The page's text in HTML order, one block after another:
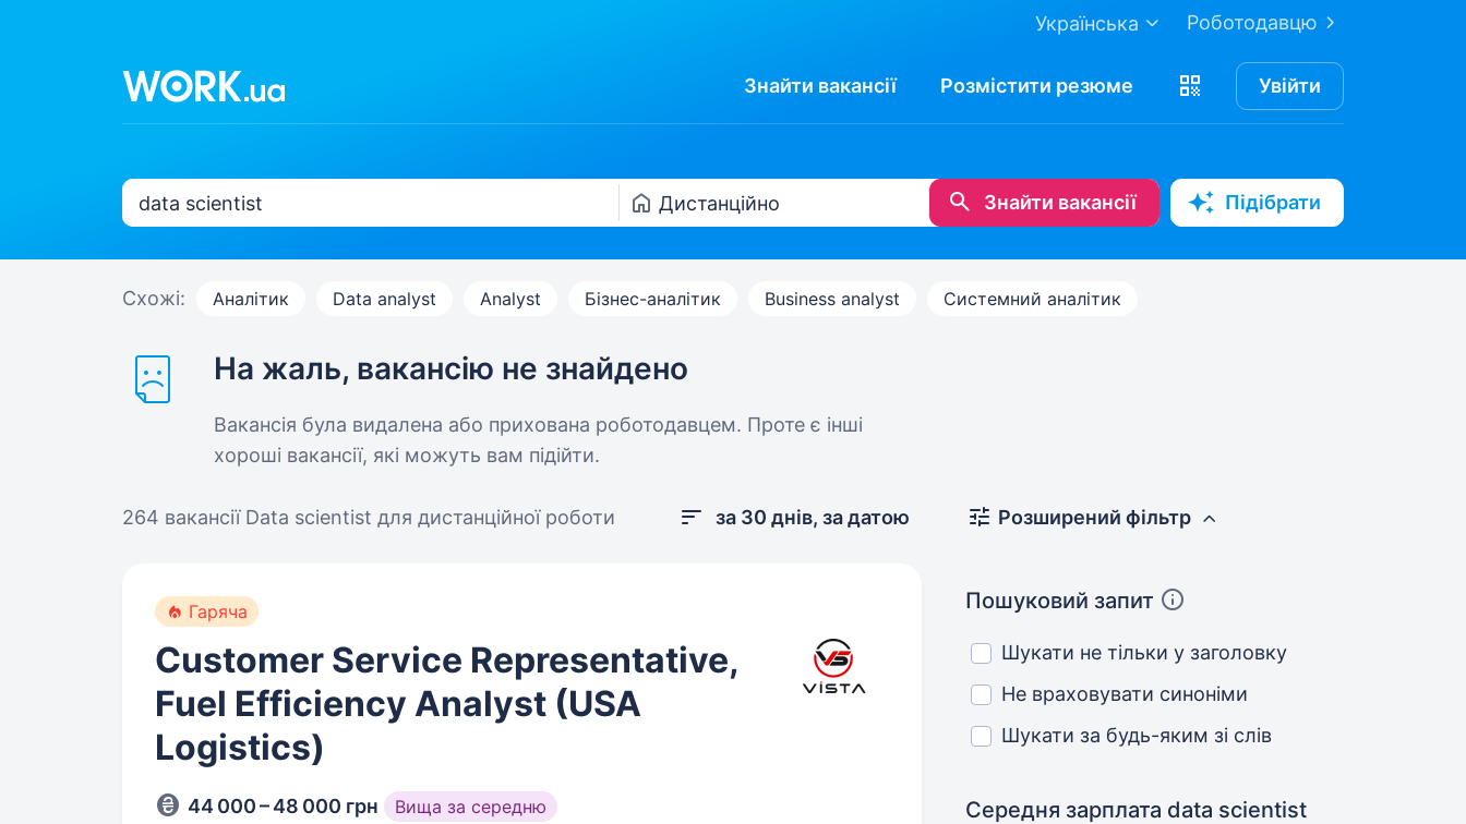
Роботодавцю
Українська
Знайти вакансії Розмістити резюме Увійти
Знайти вакансії Підібрати
Схожі: Аналітик Data analyst Analyst Бізнес-аналітик Business analyst Системний аналітик
На жаль, вакансію не знайдено
Вакансія була видалена або прихована роботодавцем. Проте є інші
хороші вакансії, які можуть вам підійти.
264 вакансії Data scientist для дистанційної роботи за 30 днів, за датою
Гаряча
Customer Service Representative,
Fuel Efficiency Analyst (USA
Logistics)
44 000 – 48 000 грн Вища за середню
Розширений фільтр
Пошуковий запит
Шукати не тільки у заголовку
Не враховувати синоніми
Шукати за будь-яким зі слів
Середня зарплата data scientist